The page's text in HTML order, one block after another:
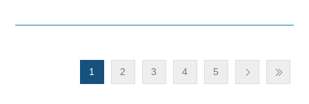
da 56 pezzi.
1 2 3 4 5